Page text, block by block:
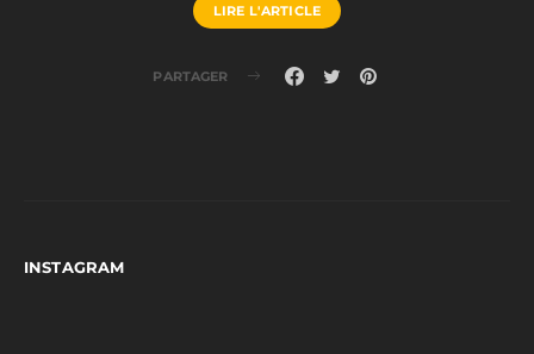
LIRE L'ARTICLE
PARTAGER
INSTAGRAM